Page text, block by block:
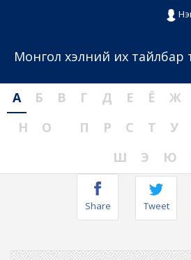
Монгол хэлний их тайлбар
А Б В Г Д Е Ё Ж
Н
О П Р С Т У
Ш
Э Ю
Share Tweet